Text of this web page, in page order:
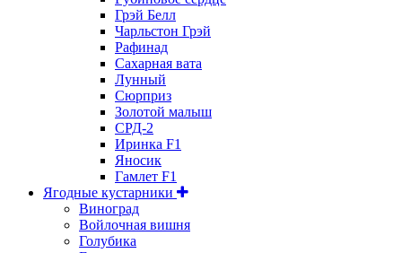
Грэй Белл
Чарльстон Грэй
Рафинад
Сахарная вата
Лунный
Сюрприз
Золотой малыш
СРД-2
Иринка F1
Яносик
Гамлет F1
Ягодные кустарники
Виноград
Войлочная вишня
Голубика